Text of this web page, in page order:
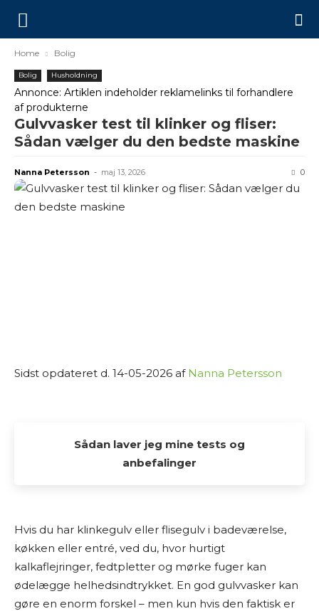
Home Bolig
Bolig Husholdning
Annonce: Artiklen indeholder reklamelinks til forhandlere
af produkterne
Gulvvasker test til klinker og fliser:
Sådan vælger du den bedste maskine
Nanna Petersson - maj 13, 2026 0
Sidst opdateret d. 14-05-2026 af Nanna Petersson
Sådan laver jeg mine tests og
anbefalinger
fra min side. Jeg elsker at dykke ned i produkter,
sammenligne muligheder og dele min research
med andre, der også vil finde det bedste valg til
hjemmet.
Hvis du har klinkegulv eller flisegulv i badeværelse,
køkken eller entré, ved du, hvor hurtigt
kalkaflejringer, fedtpletter og mørke fuger kan
ødelægge helhedsindtrykket. En god gulvvasker kan
gøre en enorm forskel – men kun hvis den faktisk er